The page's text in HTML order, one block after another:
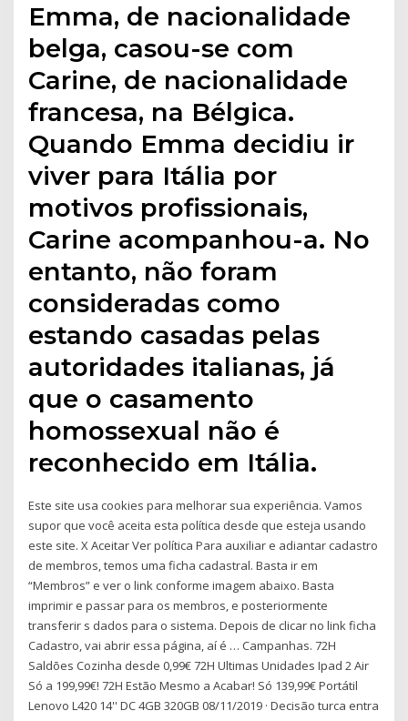
Emma, de nacionalidade
belga, casou-se com
Carine, de nacionalidade
francesa, na Bélgica.
Quando Emma decidiu ir
viver para Itália por
motivos profissionais,
Carine acompanhou-a. No
entanto, não foram
consideradas como
estando casadas pelas
autoridades italianas, já
que o casamento
homossexual não é
reconhecido em Itália.
Este site usa cookies para melhorar sua experiência. Vamos
supor que você aceita esta política desde que esteja usando
este site. X Aceitar Ver política Para auxiliar e adiantar cadastro
de membros, temos uma ficha cadastral. Basta ir em
“Membros” e ver o link conforme imagem abaixo. Basta
imprimir e passar para os membros, e posteriormente
transferir s dados para o sistema. Depois de clicar no link ficha
Cadastro, vai abrir essa página, aí é … Campanhas. 72H
Saldões Cozinha desde 0,99€ 72H Ultimas Unidades Ipad 2 Air
Só a 199,99€! 72H Estão Mesmo a Acabar! Só 139,99€ Portátil
Lenovo L420 14'' DC 4GB 320GB 08/11/2019 · Decisão turca entra